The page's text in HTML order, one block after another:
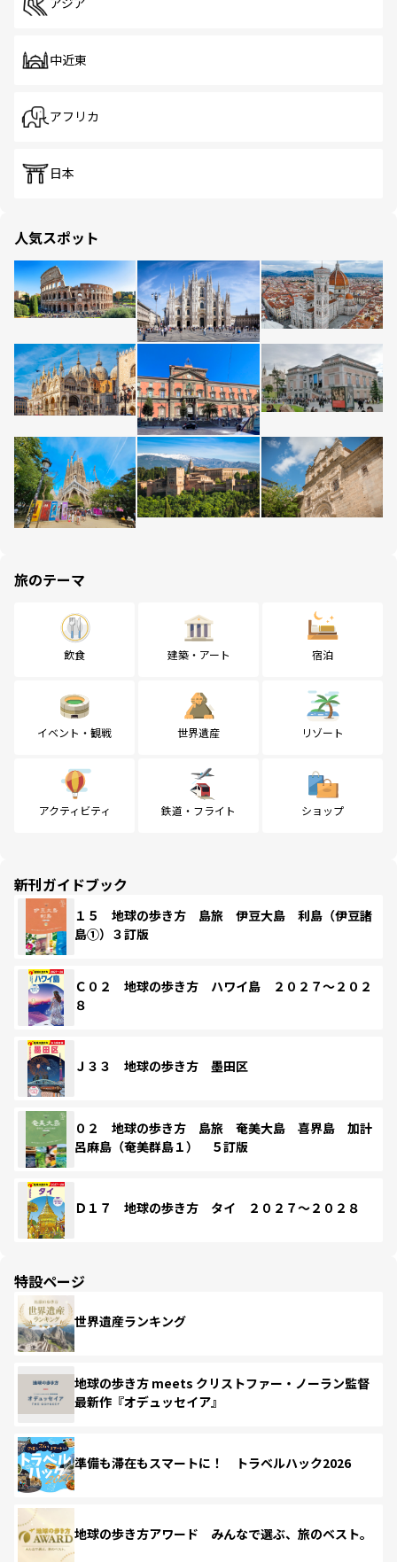
アジア
中近東
アフリカ
日本
人気スポット
旅のテーマ
飲食 建築・アート 宿泊
イベント・観戦 世界遺産 リゾート
アクティビティ 鉄道・フライト ショップ
新刊ガイドブック
１５ 地球の歩き方 島旅 伊豆大島 利島（伊豆諸
島①）３訂版
Ｃ０２ 地球の歩き方 ハワイ島 ２０２７～２０２
８
Ｊ３３ 地球の歩き方 墨田区
０２ 地球の歩き方 島旅 奄美大島 喜界島 加計
呂麻島（奄美群島１） ５訂版
Ｄ１７ 地球の歩き方 タイ ２０２７～２０２８
特設ページ
世界遺産ランキング
地球の歩き方 meets クリストファー・ノーラン監督
最新作『オデュッセイア』
準備も滞在もスマートに！ トラベルハック2026
地球の歩き方アワード みんなで選ぶ、旅のベスト。